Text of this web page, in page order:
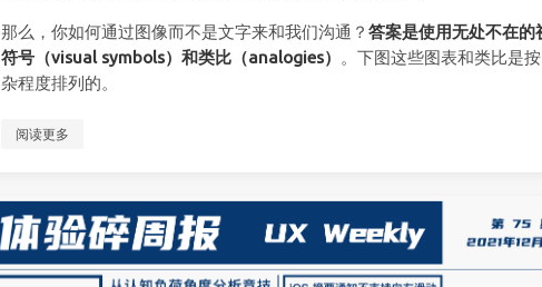
那么，你如何通过图像而不是文字来和我们沟通？答案是使用无处不在的
符号（visual symbols）和类比（analogies）
。下图这些图表和类比是
杂程度排列的。
阅读更多